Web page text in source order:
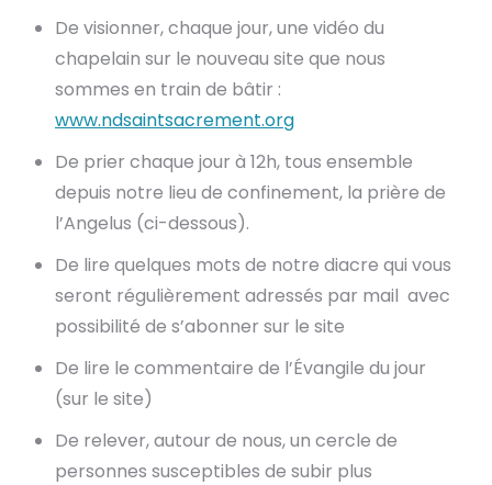
De visionner, chaque jour, une vidéo du
chapelain sur le nouveau site que nous
sommes en train de bâtir :
www.ndsaintsacrement.org
De prier chaque jour à 12h, tous ensemble
depuis notre lieu de confinement, la prière de
l’Angelus (ci-dessous).
De lire quelques mots de notre diacre qui vous
seront régulièrement adressés par mail avec
possibilité de s’abonner sur le site
De lire le commentaire de l’Évangile du jour
(sur le site)
De relever, autour de nous, un cercle de
personnes susceptibles de subir plus